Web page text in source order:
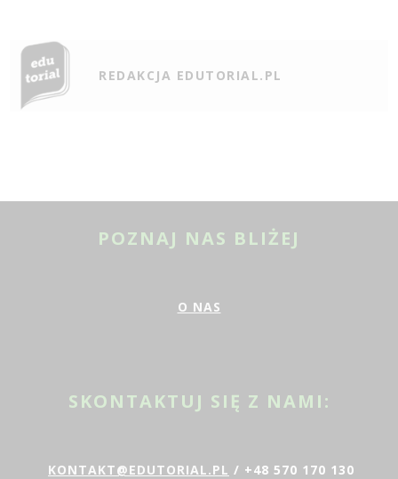
REDAKCJA EDUTORIAL.PL
POZNAJ NAS BLIŻEJ
O NAS
SKONTAKTUJ SIĘ Z NAMI:
KONTAKT@EDUTORIAL.PL / +48 570 170 130